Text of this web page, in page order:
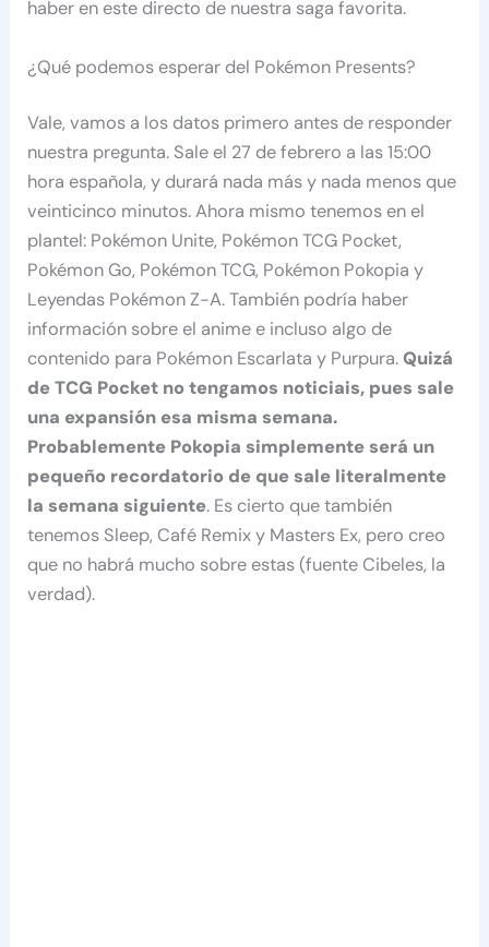
haber en este directo de nuestra saga favorita.
¿Qué podemos esperar del Pokémon Presents?
Vale, vamos a los datos primero antes de responder
nuestra pregunta. Sale el 27 de febrero a las 15:00
hora española, y durará nada más y nada menos que
veinticinco minutos. Ahora mismo tenemos en el
plantel: Pokémon Unite, Pokémon TCG Pocket,
Pokémon Go, Pokémon TCG, Pokémon Pokopia y
Leyendas Pokémon Z-A. También podría haber
información sobre el anime e incluso algo de
contenido para Pokémon Escarlata y Purpura.Quizá
de TCG Pocket no tengamos noticiais, pues sale
una expansión esa misma semana.
Probablemente Pokopia simplemente será un
pequeño recordatorio de que sale literalmente
la semana siguiente. Es cierto que también
tenemos Sleep, Café Remix y Masters Ex, pero creo
que no habrá mucho sobre estas (fuente Cibeles, la
verdad).